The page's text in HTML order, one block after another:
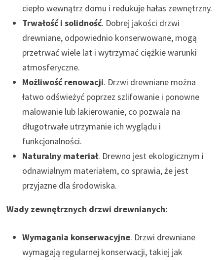
ciepło wewnątrz domu i redukuje hałas zewnętrzny.
Trwałość i solidność. Dobrej jakości drzwi
drewniane, odpowiednio konserwowane, mogą
przetrwać wiele lat i wytrzymać ciężkie warunki
atmosferyczne.
Możliwość renowacji. Drzwi drewniane można
łatwo odświeżyć poprzez szlifowanie i ponowne
malowanie lub lakierowanie, co pozwala na
długotrwałe utrzymanie ich wyglądu i
funkcjonalności.
Naturalny materiał. Drewno jest ekologicznym i
odnawialnym materiałem, co sprawia, że jest
przyjazne dla środowiska.
Wady zewnętrznych drzwi drewnianych:
Wymagania konserwacyjne. Drzwi drewniane
wymagają regularnej konserwacji, takiej jak